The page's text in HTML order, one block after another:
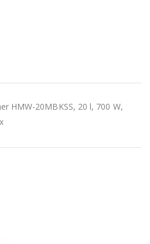
HMW-20MBKSS, 20 l, 700 W,
549,00 Lei
Masina de tocat